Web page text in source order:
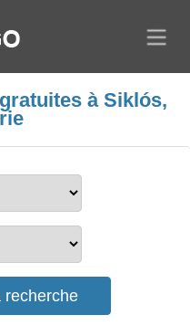
à Siklós,